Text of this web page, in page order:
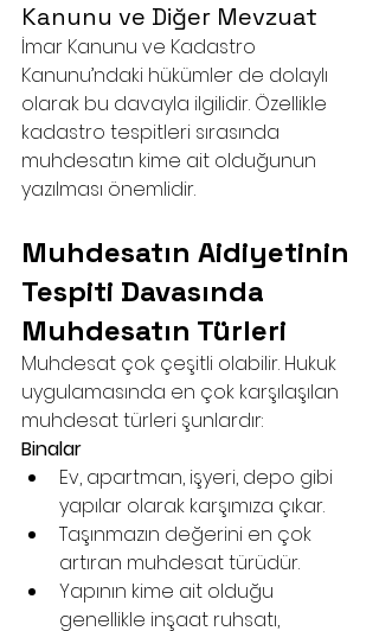
Kanunu ve Diğer Mevzuat
İmar Kanunu ve Kadastro
Kanunu’ndaki hükümler de dolaylı
olarak bu davayla ilgilidir. Özellikle
kadastro tespitleri sırasında
muhdesatın kime ait olduğunun
yazılması önemlidir.
Muhdesatın Aidiyetinin
Tespiti Davasında
Muhdesatın Türleri
Muhdesat çok çeşitli olabilir. Hukuk
uygulamasında en çok karşılaşılan
muhdesat türleri şunlardır:
Binalar
Ev, apartman, işyeri, depo gibi
yapılar olarak karşımıza çıkar.
Taşınmazın değerini en çok
artıran muhdesat türüdür.
Yapının kime ait olduğu
genellikle inşaat ruhsatı,